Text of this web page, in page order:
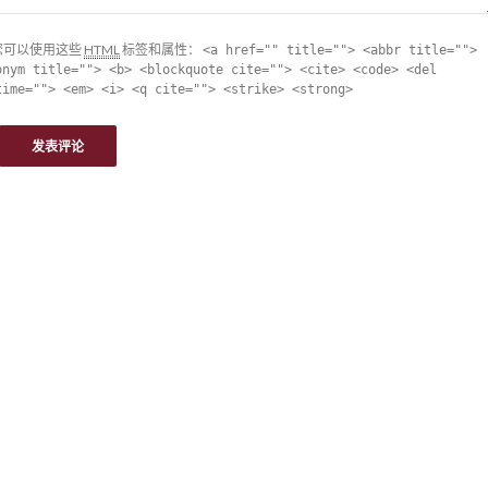
可以使用这些 HTML标签和属性： <a href="" title=""> <abbr title="">
title=""> <b> <blockquote cite=""> <cite> <code> <del
<em> <i> <q cite=""> <strike> <strong>